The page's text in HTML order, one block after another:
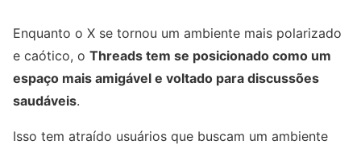
Enquanto o X se tornou um ambiente mais polarizado
e caótico, o Threads tem se posicionado como um
espaço mais amigável e voltado para discussões
saudáveis.
Isso tem atraído usuários que buscam um ambiente